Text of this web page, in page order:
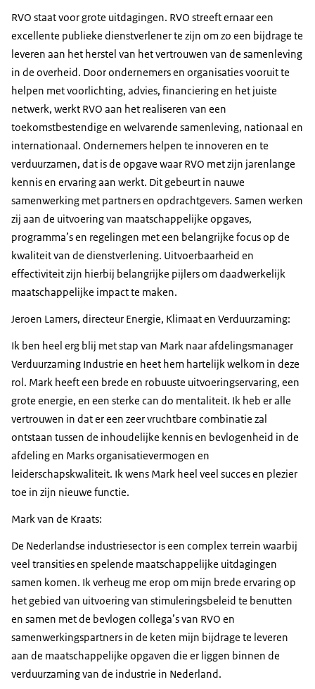
RVO staat voor grote uitdagingen. RVO streeft ernaar een
excellente publieke dienstverlener te zijn om zo een bijdrage te
leveren aan het herstel van het vertrouwen van de samenleving
in de overheid. Door ondernemers en organisaties vooruit te
helpen met voorlichting, advies, financiering en het juiste
netwerk, werkt RVO aan het realiseren van een
toekomstbestendige en welvarende samenleving, nationaal en
internationaal. Ondernemers helpen te innoveren en te
verduurzamen, dat is de opgave waar RVO met zijn jarenlange
kennis en ervaring aan werkt. Dit gebeurt in nauwe
samenwerking met partners en opdrachtgevers. Samen werken
zij aan de uitvoering van maatschappelijke opgaves,
programma’s en regelingen met een belangrijke focus op de
kwaliteit van de dienstverlening. Uitvoerbaarheid en
effectiviteit zijn hierbij belangrijke pijlers om daadwerkelijk
maatschappelijke impact te maken.
Jeroen Lamers, directeur Energie, Klimaat en Verduurzaming:
Ik ben heel erg blij met stap van Mark naar afdelingsmanager
Verduurzaming Industrie en heet hem hartelijk welkom in deze
rol. Mark heeft een brede en robuuste uitvoeringservaring, een
grote energie, en een sterke can do mentaliteit. Ik heb er alle
vertrouwen in dat er een zeer vruchtbare combinatie zal
ontstaan tussen de inhoudelijke kennis en bevlogenheid in de
afdeling en Marks organisatievermogen en
leiderschapskwaliteit. Ik wens Mark heel veel succes en plezier
toe in zijn nieuwe functie.
Mark van de Kraats:
De Nederlandse industriesector is een complex terrein waarbij
veel transities en spelende maatschappelijke uitdagingen
samen komen. Ik verheug me erop om mijn brede ervaring op
het gebied van uitvoering van stimuleringsbeleid te benutten
en samen met de bevlogen collega’s van RVO en
samenwerkingspartners in de keten mijn bijdrage te leveren
aan de maatschappelijke opgaven die er liggen binnen de
verduurzaming van de industrie in Nederland.